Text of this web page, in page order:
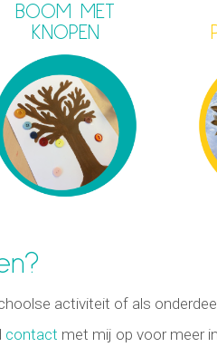
BOOM MET
KNOPEN
activiteit of als
contact met mij op voor meer